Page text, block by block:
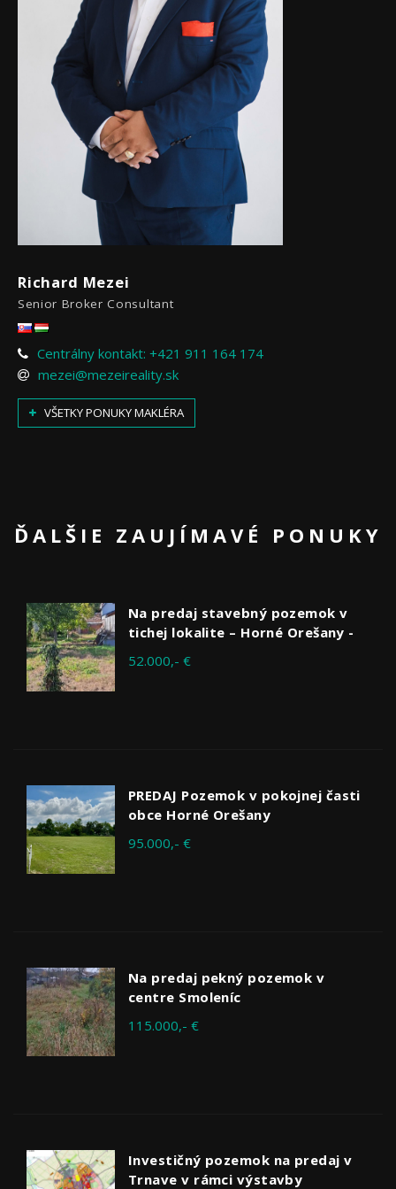
Richard Mezei
Senior Broker Consultant
Centrálny kontakt: +421 911 164 174
mezei@mezeireality.sk
VŠETKY PONUKY MAKLÉRA
ĎALŠIE ZAUJÍMAVÉ PONUKY
Na predaj stavebný pozemok v
tichej lokalite – Horné Orešany -
52.000,- €
PREDAJ Pozemok v pokojnej časti
obce Horné Orešany
95.000,- €
Na predaj pekný pozemok v
centre Smoleníc
115.000,- €
Investičný pozemok na predaj v
Trnave v rámci výstavby